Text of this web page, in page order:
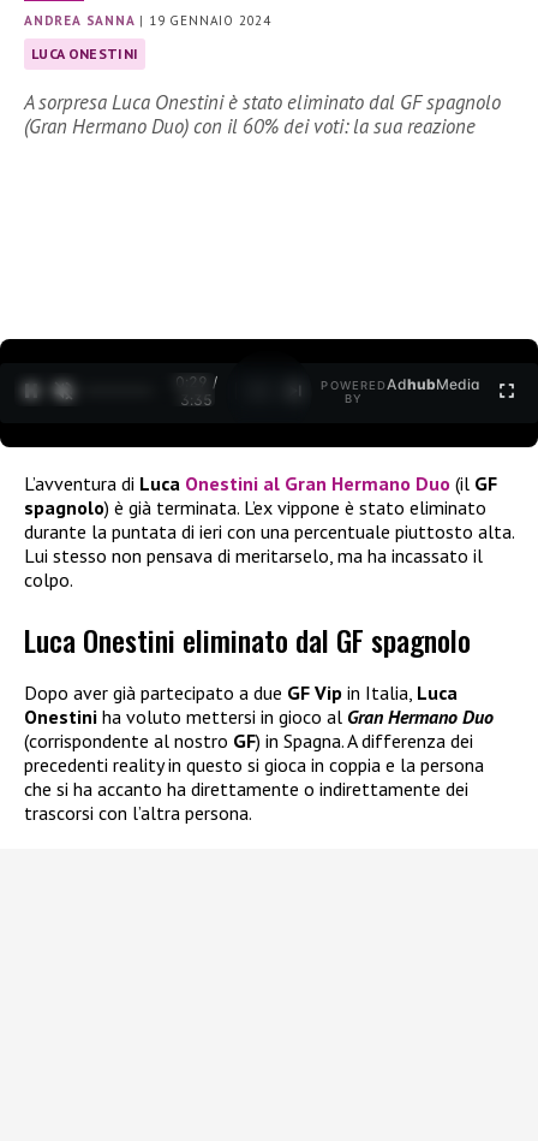
ANDREA SANNA | 19 GENNAIO 2024
LUCA ONESTINI
A sorpresa Luca Onestini è stato eliminato dal GF spagnolo
(Gran Hermano Duo) con il 60% dei voti: la sua reazione
0:30 /
3:35
POWERED
BY
AdhubMedia
L’avventura di Luca Onestini al Gran Hermano Duo (il GF
spagnolo) è già terminata. L’ex vippone è stato eliminato
durante la puntata di ieri con una percentuale piuttosto alta.
Lui stesso non pensava di meritarselo, ma ha incassato il
colpo.
Luca Onestini eliminato dal GF spagnolo
Dopo aver già partecipato a due GF Vip in Italia, Luca
Onestini ha voluto mettersi in gioco al Gran Hermano Duo
(corrispondente al nostro GF) in Spagna. A differenza dei
precedenti reality in questo si gioca in coppia e la persona
che si ha accanto ha direttamente o indirettamente dei
trascorsi con l’altra persona.